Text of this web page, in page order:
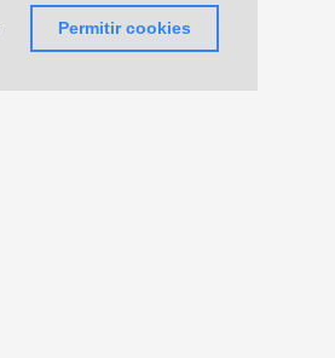
Permitir cookies